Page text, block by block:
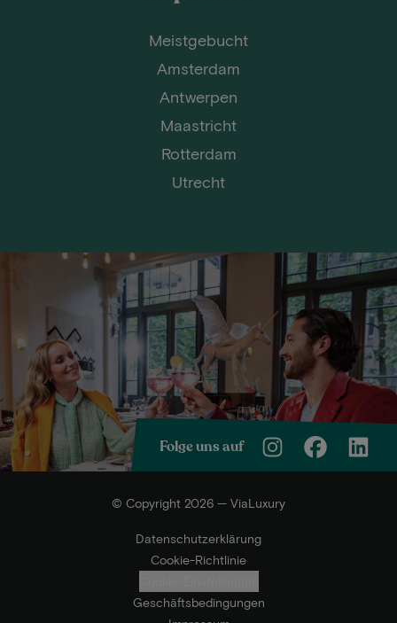
Meistgebucht
Amsterdam
Antwerpen
Maastricht
Rotterdam
Utrecht
Folge uns auf
© Copyright 2026 — ViaLuxury
Datenschutzerklärung
Cookie-Richtlinie
Geschäftsbedingungen